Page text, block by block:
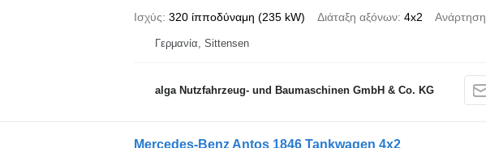
Ισχύς 320 ίπποδύναμη (235 kW) Διάταξη αξόνων 4x2 Ανάρτηση
Γερμανία, Sittensen
alga Nutzfahrzeug- und Baumaschinen GmbH & Co. KG
Mercedes-Benz Antos 1846 Tankwagen 4x2